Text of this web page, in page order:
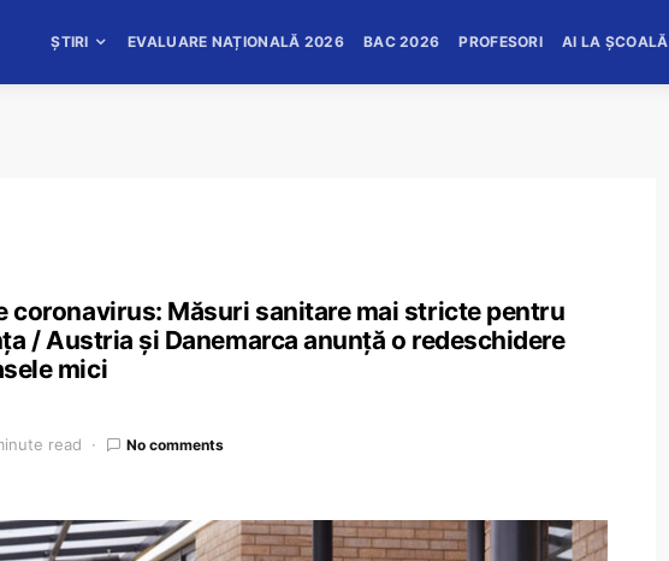
ȘTIRI EVALUARE NAȚIONALĂ 2026 BAC 2026 PROFESORI AI LA ȘCOALĂ
coronavirus: Măsuri sanitare mai stricte pentru
/ Austria și Danemarca anunță o redeschidere
mici
read No comments